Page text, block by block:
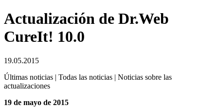
Actualización de Dr.Web
CureIt! 10.0
19.05.2015
Últimas noticias | Todas las noticias | Noticias sobre las
actualizaciones
19 de mayo de 2015